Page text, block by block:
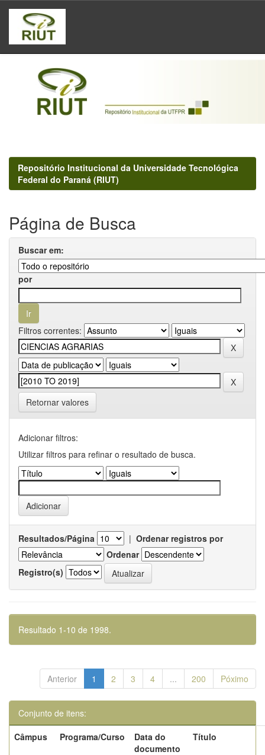
Skip
navigation
Repositório Institucional da Universidade Tecnológica
Federal do Paraná (RIUT)
Página de Busca
Buscar em:
por
Filtros correntes:
Retornar valores
Adicionar filtros:
Utilizar filtros para refinar o resultado de busca.
Resultados/Página | Ordenar registros por
Ordenar
Registro(s)
Resultado 1-10 de 1998.
Anterior 1 2 3 4 ... 200 Póximo
Conjunto de itens:
Câmpus
Programa/Curso
Data do
documento
Título